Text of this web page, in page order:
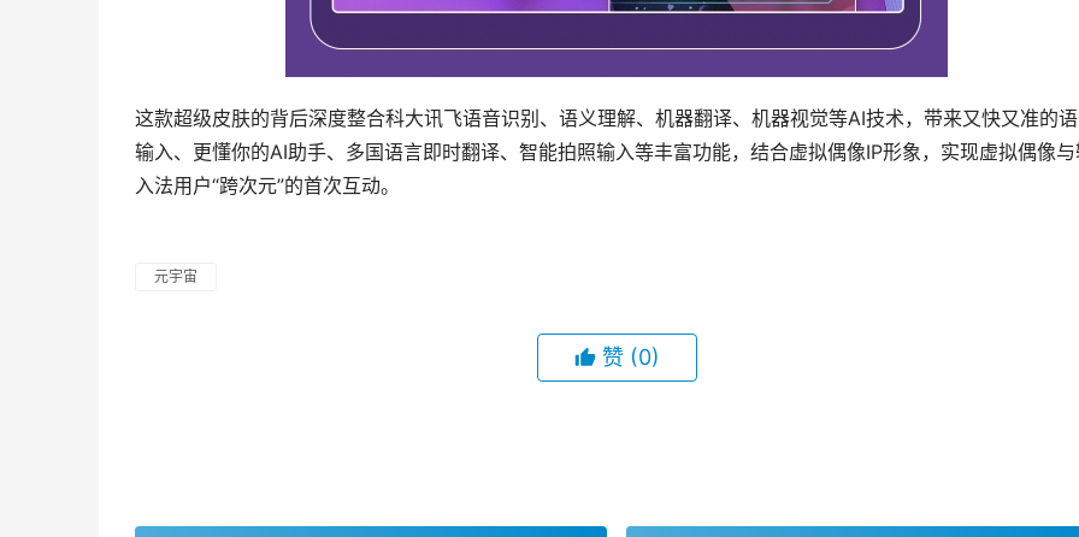
这款超级皮肤的背后深度整合科大讯飞语音识别、语义理解、机器翻译、机器视觉等AI技术，带来又快又准的
输入、更懂你的AI助手、多国语言即时翻译、智能拍照输入等丰富功能，结合虚拟偶像IP形象，实现虚拟偶像
入法用户“跨次元”的首次互动。
元宇宙
赞 (0)